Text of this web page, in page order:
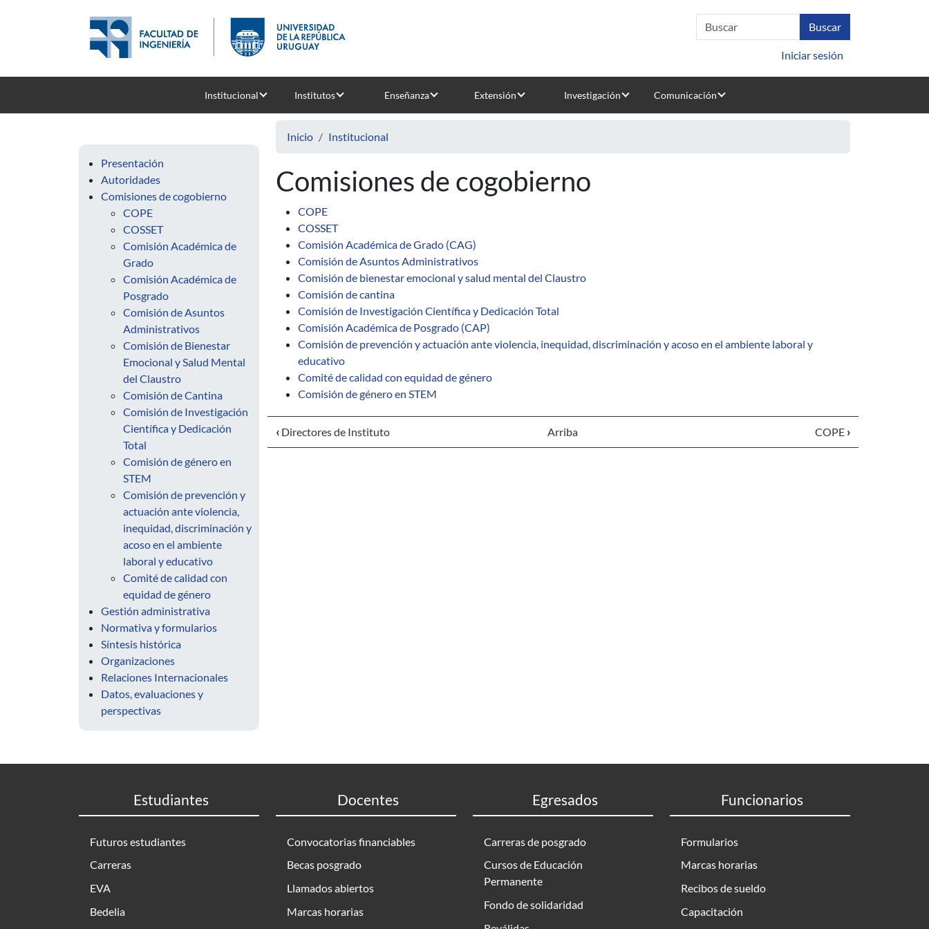
Iniciar sesión
Institucional Institutos Enseñanza Extensión Investigación Comunicación
Presentación
Autoridades
Comisiones de cogobierno
COPE
COSSET
Comisión Académica de
Grado
Comisión Académica de
Posgrado
Comisión de Asuntos
Administrativos
Comisión de Bienestar
Emocional y Salud Mental
del Claustro
Comisión de Cantina
Comisión de Investigación
Científica y Dedicación
Total
Comisión de género en
STEM
Comisión de prevención y
actuación ante violencia,
inequidad, discriminación y
acoso en el ambiente
laboral y educativo
Comité de calidad con
equidad de género
Gestión administrativa
Normativa y formularios
Síntesis histórica
Organizaciones
Relaciones Internacionales
Datos, evaluaciones y
perspectivas
Inicio Institucional
Comisiones de cogobierno
COPE
COSSET
Comisión Académica de Grado (CAG)
Comisión de Asuntos Administrativos
Comisión de bienestar emocional y salud mental del Claustro
Comisión de cantina
Comisión de Investigación Científica y Dedicación Total
Comisión Académica de Posgrado (CAP)
Comisión de prevención y actuación ante violencia, inequidad, discriminación y acoso en el ambiente laboral y
educativo
Comité de calidad con equidad de género
Comisión de género en STEM
‹ Directores de Instituto Arriba COPE ›
Estudiantes
Futuros estudiantes
Carreras
EVA
Bedelia
Docentes
Convocatorias financiables
Becas posgrado
Llamados abiertos
Marcas horarias
Egresados
Carreras de posgrado
Cursos de Educación
Permanente
Fondo de solidaridad
Funcionarios
Formularios
Marcas horarias
Recibos de sueldo
Capacitación